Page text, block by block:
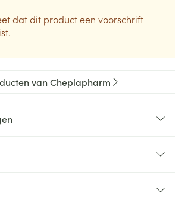
dat dit product een voorschrift
van Cheplapharm